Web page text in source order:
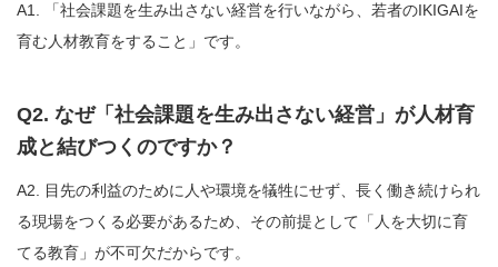
A1. 「社会課題を生み出さない経営を行いながら、若者のIKIGAIを
育む人材教育をすること」です。
Q2. なぜ「社会課題を生み出さない経営」が人材育
成と結びつくのですか？
A2. 目先の利益のために人や環境を犠牲にせず、長く働き続けられ
る現場をつくる必要があるため、その前提として「人を大切に育
てる教育」が不可欠だからです。